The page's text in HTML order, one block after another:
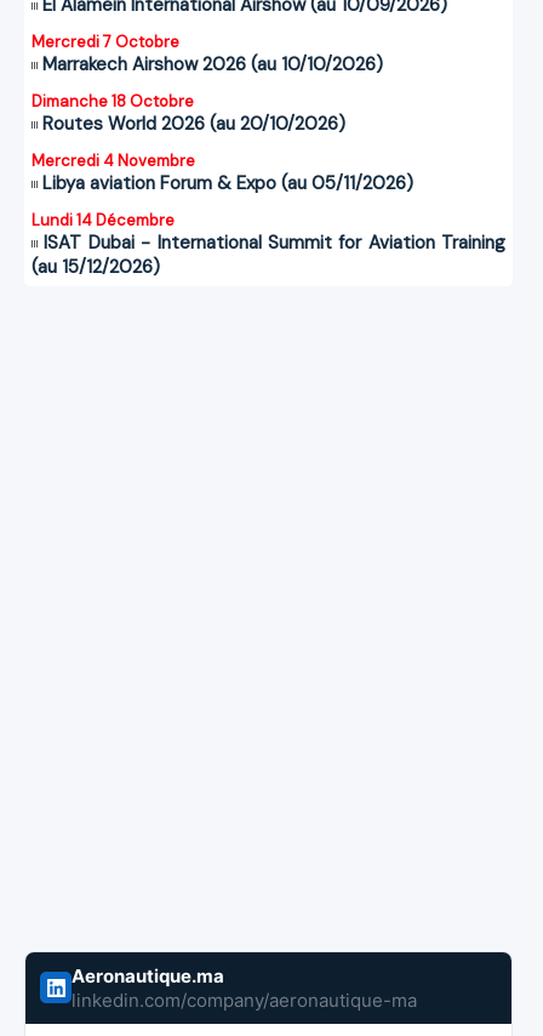
Mercredi 7 Octobre
Marrakech Airshow 2026 (au 10/10/2026)
Dimanche 18 Octobre
Routes World 2026 (au 20/10/2026)
Mercredi 4 Novembre
Libya aviation Forum & Expo (au 05/11/2026)
Lundi 14 Décembre
ISAT Dubai - International Summit for Aviation Training
(au 15/12/2026)
Aeronautique.ma
linkedin.com/company/aeronautique-ma